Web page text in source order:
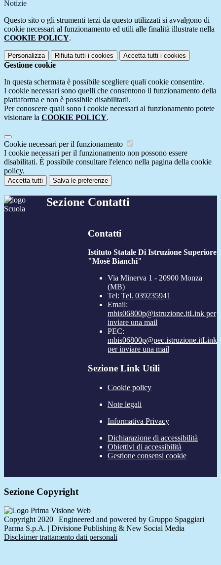
Notizie
Questo sito o gli strumenti terzi da questo utilizzati si avvalgono di
cookie necessari al funzionamento ed utili alle finalità illustrate nella
COOKIE POLICY.
Personalizza Rifiuta tutti i cookies Accetta tutti i cookies
Gestione cookie
In questa schermata è possibile scegliere quali cookie consentire.
I cookie necessari sono quelli che consentono il funzionamento della
piattaforma e non è possibile disabilitarli.
Per conoscere quali sono i cookie necessari al funzionamento potete
visionare la COOKIE POLICY.
Cookie necessari per il funzionamento
I cookie necessari per il funzionamento non possono essere
disabilitati. È possibile consultare l'elenco nella pagina della cookie
policy.
Accetta tutti Salva le preferenze
Sezione Contatti
Contatti
Istituto Statale Di Istruzione Superiore
"Mosè Bianchi"
Via Minerva 1 - 20900 Monza
(MB)
Tel: Tel. 039235941
Email:
mbis06800p@istruzione.itLink per
inviare una mail
PEC:
mbis06800p@pec.istruzione.itLink
per inviare una mail
Sezione Link Utili
Cookie policy
Note legali
Informativa Privacy
Dichiarazione di accessibilità
Obiettivi di accessibilità
Gestione consensi cookie
Sezione Copyright
Copyright 2020 | Engineered and powered by Gruppo Spaggiari
Parma S.p.A. | Divisione Publishing & New Social Media
Disclaimer trattamento dati personali